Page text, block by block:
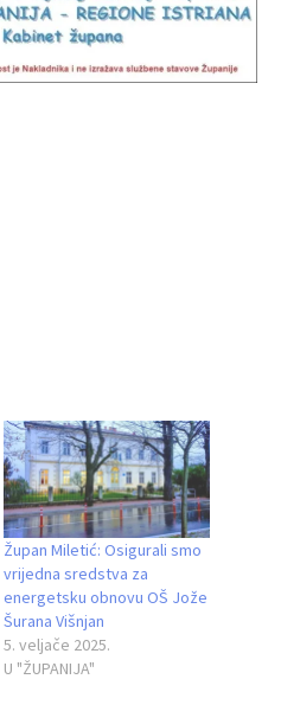
Župan Miletić: Osigurali smo
vrijedna sredstva za
energetsku obnovu OŠ Jože
Šurana Višnjan
5. veljače 2025.
U "ŽUPANIJA"